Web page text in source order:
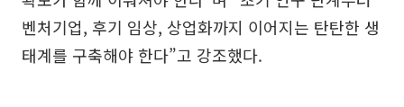
벤처기업, 후기 임상, 상업화까지 이어지는 탄탄한 생
태계를 구축해야 한다”고 강조했다.